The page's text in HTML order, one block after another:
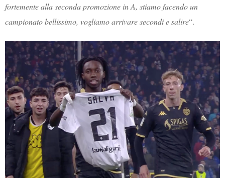
fortemente alla seconda promozione in A, stiamo facendo un
campionato bellissimo, vogliamo arrivare secondi e salire“.